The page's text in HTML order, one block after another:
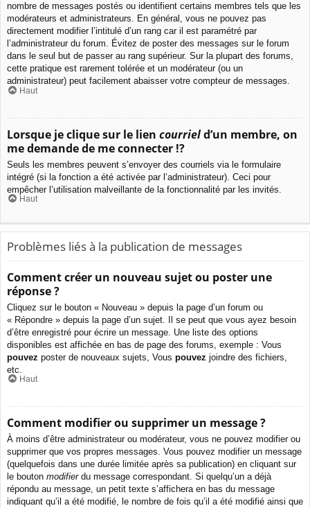
nombre de messages postés ou identifient certains membres tels que les
modérateurs et administrateurs. En général, vous ne pouvez pas
directement modifier l’intitulé d’un rang car il est paramétré par
l’administrateur du forum. Évitez de poster des messages sur le forum
dans le seul but de passer au rang supérieur. Sur la plupart des forums,
cette pratique est rarement tolérée et un modérateur (ou un
administrateur) peut facilement abaisser votre compteur de messages.
Haut
Lorsque je clique sur le lien courrield’un membre, on
me demande de me connecter !?
Seuls les membres peuvent s’envoyer des courriels via le formulaire
intégré (si la fonction a été activée par l’administrateur). Ceci pour
empêcher l’utilisation malveillante de la fonctionnalité par les invités.
Haut
Problèmes liés à la publication de messages
Comment créer un nouveau sujet ou poster une
réponse ?
Cliquez sur le bouton « Nouveau » depuis la page d’un forum ou
« Répondre » depuis la page d’un sujet. Il se peut que vous ayez besoin
d’être enregistré pour écrire un message. Une liste des options
disponibles est affichée en bas de page des forums, exemple : Vous
pouvez poster de nouveaux sujets, Vous pouvez joindre des fichiers,
etc.
Haut
Comment modifier ou supprimer un message ?
À moins d’être administrateur ou modérateur, vous ne pouvez modifier ou
supprimer que vos propres messages. Vous pouvez modifier un message
(quelquefois dans une durée limitée après sa publication) en cliquant sur
le bouton modifierdu message correspondant. Si quelqu’un a déjà
répondu au message, un petit texte s’affichera en bas du message
indiquant qu’il a été modifié, le nombre de fois qu’il a été modifié ainsi que